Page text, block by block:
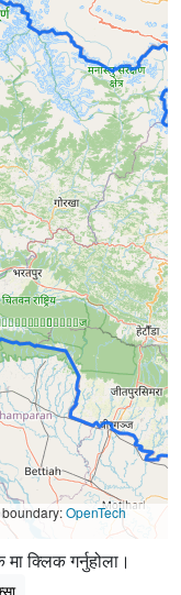
OpenTech
क्लिक गर्नुहोला।